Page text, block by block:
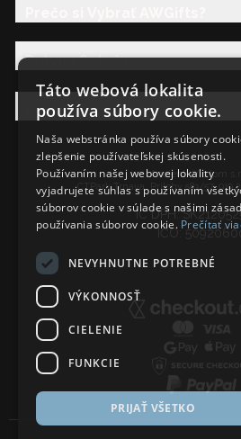
Právna Sekcia
AW Rodina
Ancient Wisdom
CTPark Trnava, Prílohy 583/57, 919
IČ DPH:
IČO:
Táto webová lokalita
používa súbory cookie.
Naša webstránka používa súbory
zlepšenie používateľskej skúsenosti.
Používaním našej webovej lokality
vyjadrujete súhlas s používaním
súborov cookie v súlade s našimi
používania súborov cookie. Prečítať
NEVYHNUTNE POTREBNÉ
VÝKONNOSŤ
CIELENIE
FUNKCIE
PRIJAŤ VŠETKO